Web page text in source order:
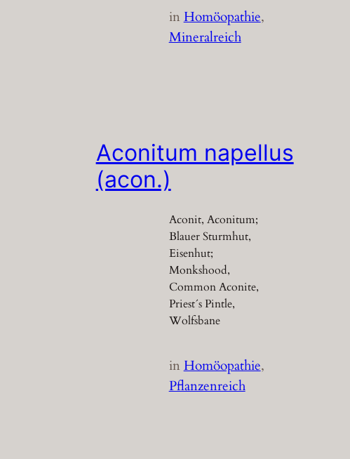
inHomöopathie
Mineralreich
Aconitum napellus
(acon.)
Aconit, Aconitum;
Blauer Sturmhut,
Eisenhut;
Monkshood,
Common Aconite,
Priest´s Pintle,
Wolfsbane
inHomöopathie
Pflanzenreich